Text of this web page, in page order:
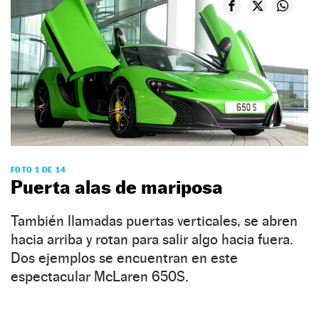
FOTO 1 DE 14
Puerta alas de mariposa
También llamadas puertas verticales, se abren
hacia arriba y rotan para salir algo hacia fuera.
Dos ejemplos se encuentran en este
espectacular McLaren 650S.